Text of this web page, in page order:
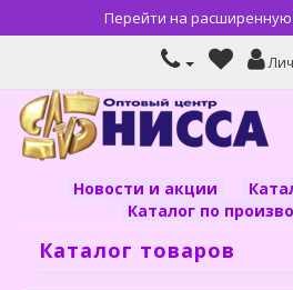
Перейти на
Новости и акции
Каталог по
Каталог товаров